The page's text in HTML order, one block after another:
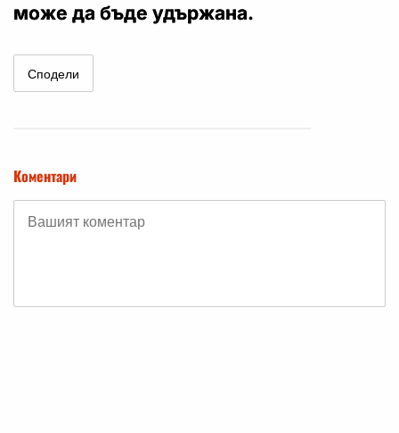
може да бъде удържана.
Сподели
Коментари